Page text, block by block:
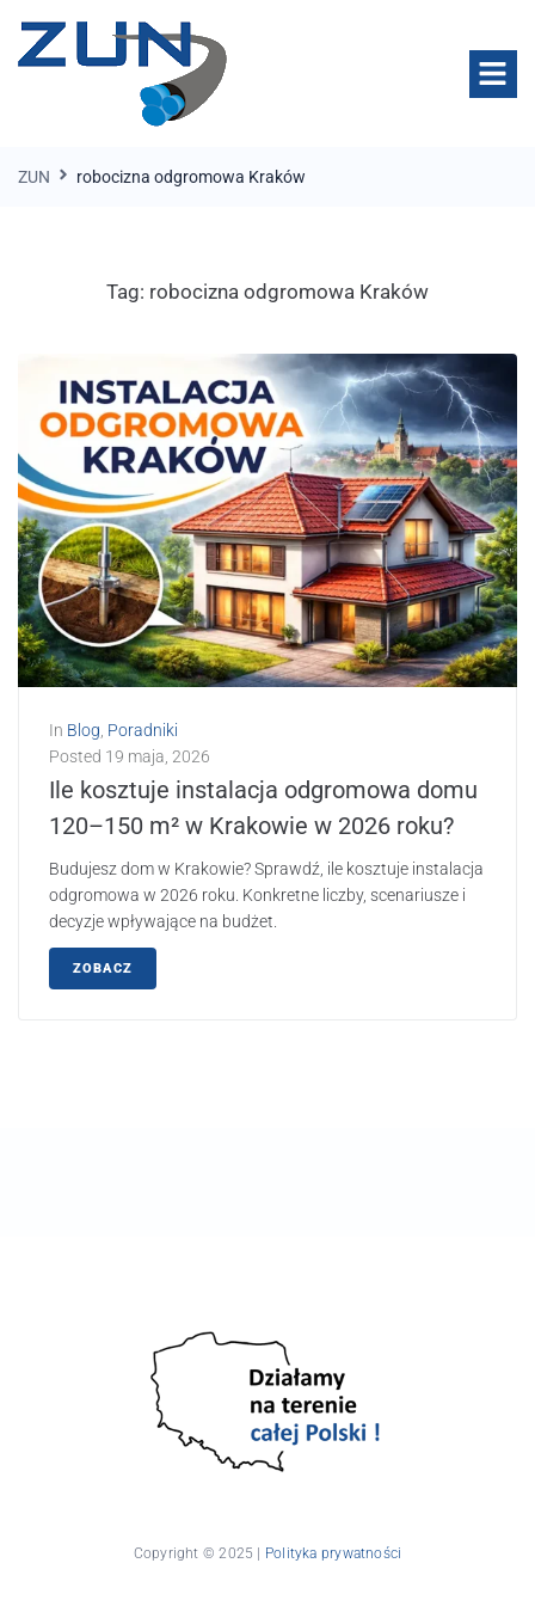
ZUN robocizna odgromowa Kraków
Tag: robocizna odgromowa Kraków
In Blog Poradniki
Posted 19 maja, 2026
Ile kosztuje instalacja odgromowa domu
120–150 m² w Krakowie w 2026 roku?
Budujesz dom w Krakowie? Sprawdź, ile kosztuje instalacja
odgromowa w 2026 roku. Konkretne liczby, scenariusze i
decyzje wpływające na budżet.
ZOBACZ
Copyright © 2025 | Polityka prywatności